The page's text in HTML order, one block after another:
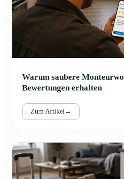
Warum saubere
Bewertungen erhalten
Zum Artikel →